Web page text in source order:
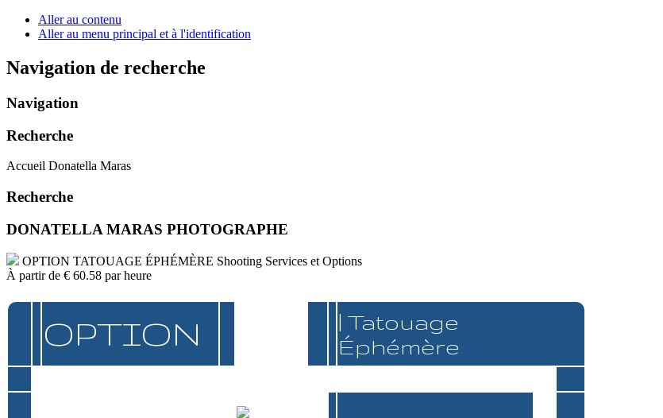
Aller au contenu
Aller au menu principal et à l'identification
Navigation de recherche
Navigation
Recherche
Accueil Donatella Maras
Recherche
DONATELLA MARAS PHOTOGRAPHE
OPTION TATOUAGE ÉPHÉMÈRE Shooting Services et Options
À partir de € 60.58 par heure
OPTION
| Tatouage
Éphémère